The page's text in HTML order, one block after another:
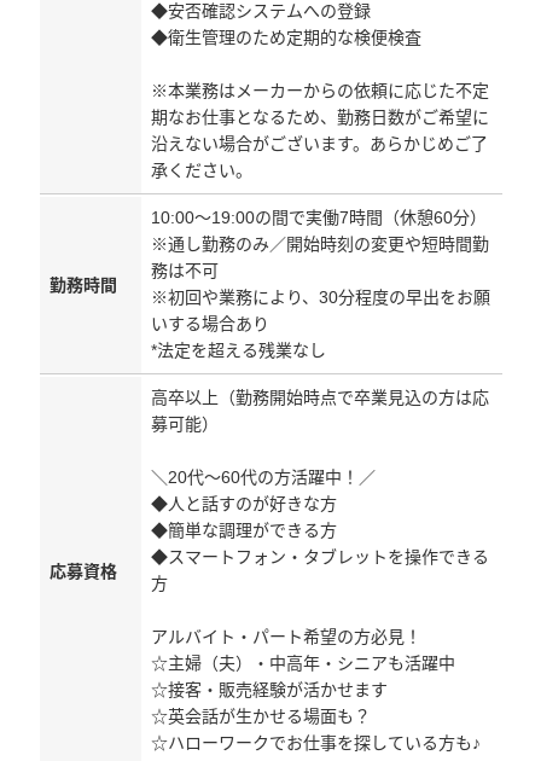
◆安否確認システムへの登録
◆衛生管理のため定期的な検便検査
※本業務はメーカーからの依頼に応じた不定
期なお仕事となるため、勤務日数がご希望に
沿えない場合がございます。あらかじめご了
承ください。
勤務時間
10:00～19:00の間で実働7時間（休憩60分）
※通し勤務のみ／開始時刻の変更や短時間勤
務は不可
※初回や業務により、30分程度の早出をお願
いする場合あり
*法定を超える残業なし
応募資格
高卒以上（勤務開始時点で卒業見込の方は応
募可能）
＼20代～60代の方活躍中！／
◆人と話すのが好きな方
◆簡単な調理ができる方
◆スマートフォン・タブレットを操作できる
方
アルバイト・パート希望の方必見！
☆主婦（夫）・中高年・シニアも活躍中
☆接客・販売経験が活かせます
☆英会話が生かせる場面も？
☆ハローワークでお仕事を探している方も♪